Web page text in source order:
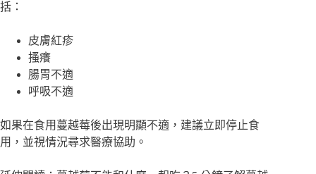
括：
皮膚紅疹
搔癢
腸胃不適
呼吸不適
如果在食用蔓越莓後出現明顯不適，建議立即停止食
用，並視情況尋求醫療協助。